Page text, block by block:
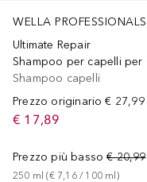
WELLA PROFESSIONALS
Ultimate Repair
Shampoo capelli
Prezzo originario € 27,99
€ 17,89
Prezzo più basso € 20,99
250 ml (€ 7,16 / 100 ml )